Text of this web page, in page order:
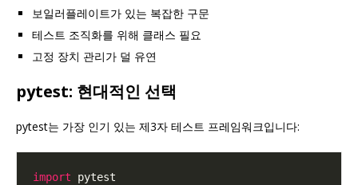
보일러플레이트가 있는 복잡한 구문
테스트 조직화를 위해 클래스 필요
고정 장치 관리가 덜 유연
pytest: 현대적인 선택
pytest는 가장 인기 있는 제3자 테스트 프레임워크입니다:
import